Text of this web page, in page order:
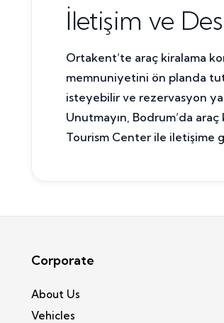
İletişim ve
Ortakent’te araç kiralama
memnuniyetini ön planda
isteyebilir ve rezervasyon
Unutmayın, Bodrum’da
Tourism Center ile iletişime
Corporate
About Us
Vehicles